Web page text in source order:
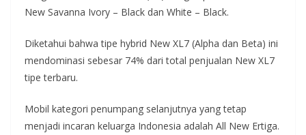
New Savanna Ivory – Black dan White – Black.
Diketahui bahwa tipe hybrid New XL7 (Alpha dan Beta) ini
mendominasi sebesar 74% dari total penjualan New XL7
tipe terbaru.
Mobil kategori penumpang selanjutnya yang tetap
menjadi incaran keluarga Indonesia adalah All New Ertiga.